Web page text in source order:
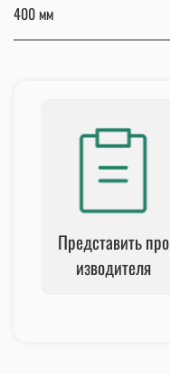
400 мм
Представить про
изводителя